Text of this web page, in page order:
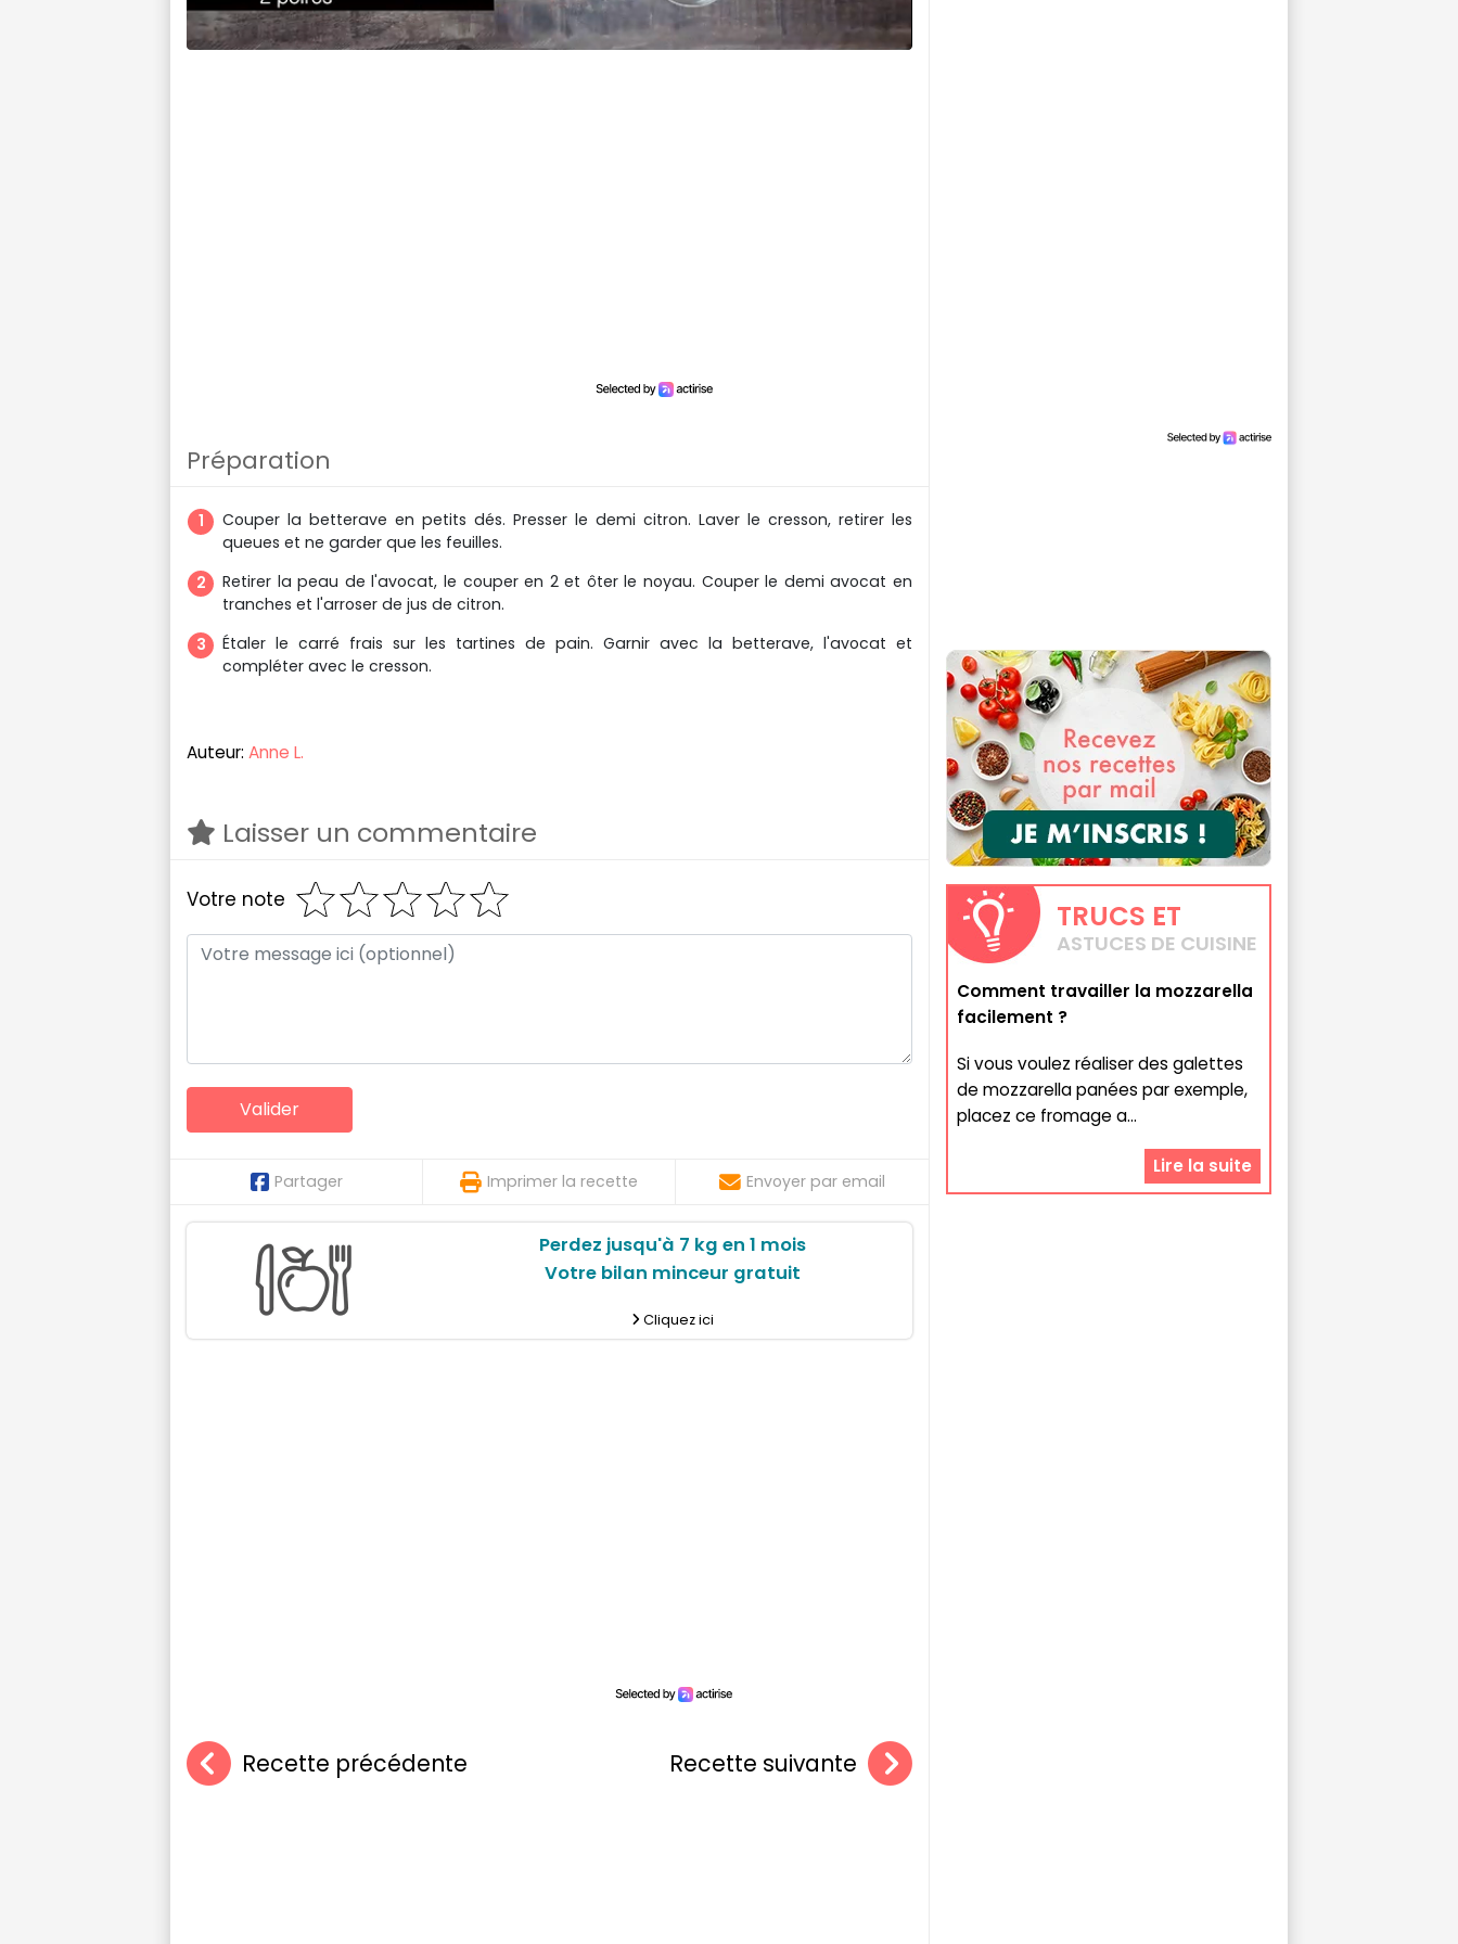
Préparation
Couper la betterave en petits dés. Presser le demi citron. Laver le cresson, retirer les
queues et ne garder que les feuilles.
Retirer la peau de l'avocat, le couper en 2 et ôter le noyau. Couper le demi avocat en
tranches et l'arroser de jus de citron.
Étaler le carré frais sur les tartines de pain. Garnir avec la betterave, l'avocat et
compléter avec le cresson.
Auteur: Anne L.
Laisser un commentaire
Votre note
Partager Imprimer la recette Envoyer par email
Perdez jusqu'à 7 kg en 1 mois
Votre bilan minceur gratuit
Cliquez ici
Recette précédente Recette suivante
TRUCS ET
ASTUCES DE CUISINE
Comment travailler la mozzarella
facilement ?
Si vous voulez réaliser des galettes
de mozzarella panées par exemple,
placez ce fromage a...
Lire la suite